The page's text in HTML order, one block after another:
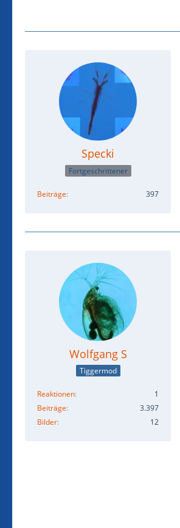
Specki
Fortgeschrittener
Beiträge 397
Wolfgang S
Tiggermod
Reaktionen
1
Beiträge
3.397
Bilder
12